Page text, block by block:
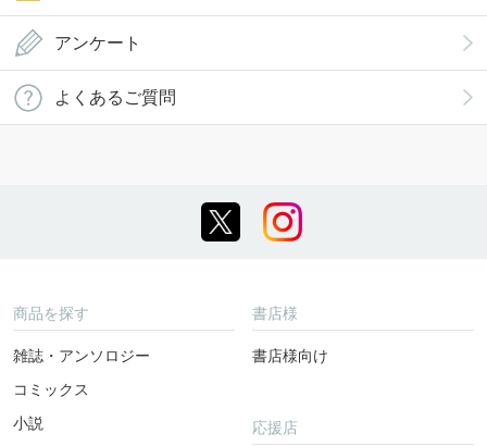
アンケート
よくあるご質問
商品を探す
雑誌・アンソロジー
コミックス
小説
書店様
書店様向け
応援店